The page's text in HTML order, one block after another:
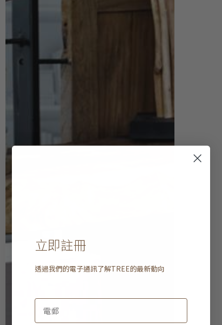
立即註冊
透過我們的電子通訊了解TREE的最新動向